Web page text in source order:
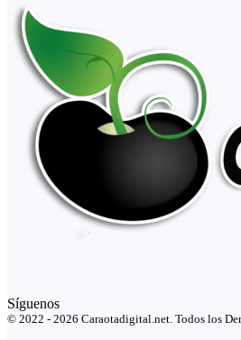
Síguenos
© 2022 - 2026 Caraotadigital.net. Todos los